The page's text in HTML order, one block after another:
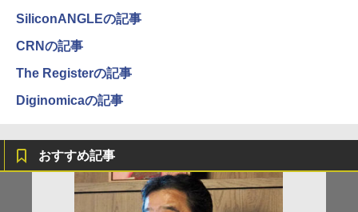
SiliconANGLEの記事
CRNの記事
The Registerの記事
Diginomicaの記事
おすすめ記事